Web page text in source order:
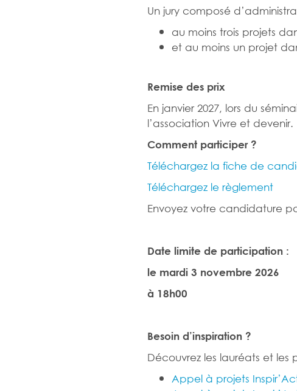
Un jury composé
au moins trois projets
et au moins un projet
Remise des prix
En janvier 2027, lors du
l’association Vivre et devenir.
Comment participer ?
Téléchargez la fiche de
Téléchargez le règlement
Envoyez votre candidature
Date limite de participation :
le mardi 3 novembre 2026
à 18h00
Besoin d’inspiration ?
Découvrez les lauréats et
Appel à projets